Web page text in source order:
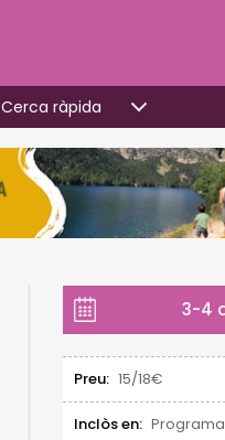
Cerca ràpida
3-4
Preu: 15/18€
Inclòs en: